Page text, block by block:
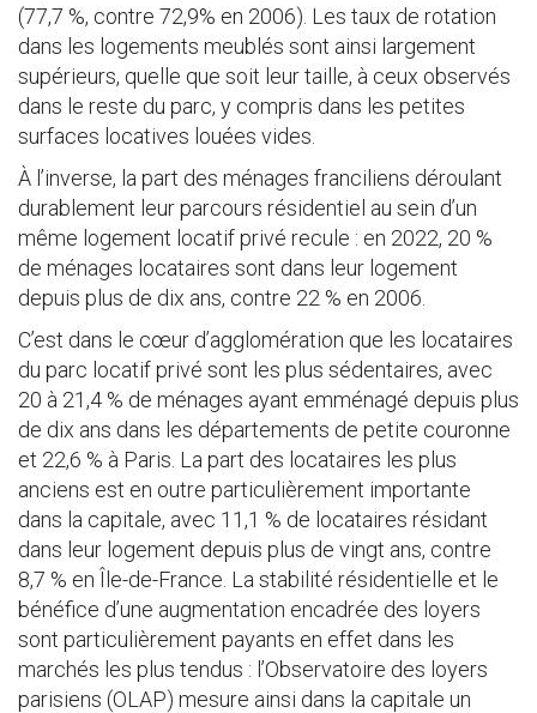
(77,7 %, contre 72,9% en 2006). Les taux de rotation
dans les logements meublés sont ainsi largement
supérieurs, quelle que soit leur taille, à ceux observés
dans le reste du parc, y compris dans les petites
surfaces locatives louées vides.
À l’inverse, la part des ménages franciliens déroulant
durablement leur parcours résidentiel au sein d’un
même logement locatif privé recule : en 2022, 20 %
de ménages locataires sont dans leur logement
depuis plus de dix ans, contre 22 % en 2006.
C’est dans le cœur d’agglomération que les locataires
du parc locatif privé sont les plus sédentaires, avec
20 à 21,4 % de ménages ayant emménagé depuis plus
de dix ans dans les départements de petite couronne
et 22,6 % à Paris. La part des locataires les plus
anciens est en outre particulièrement importante
dans la capitale, avec 11,1 % de locataires résidant
dans leur logement depuis plus de vingt ans, contre
8,7 % en Île-de-France. La stabilité résidentielle et le
bénéfice d’une augmentation encadrée des loyers
sont particulièrement payants en effet dans les
marchés les plus tendus : l’Observatoire des loyers
parisiens (OLAP) mesure ainsi dans la capitale un